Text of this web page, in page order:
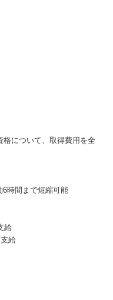
について、取得費用を全
時間まで短縮可能
給
給